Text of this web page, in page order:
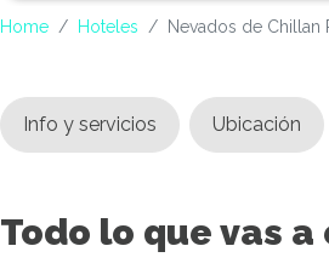
Home Hoteles Nevados de Chillan
Info y servicios Ubicación
Todo lo que vas